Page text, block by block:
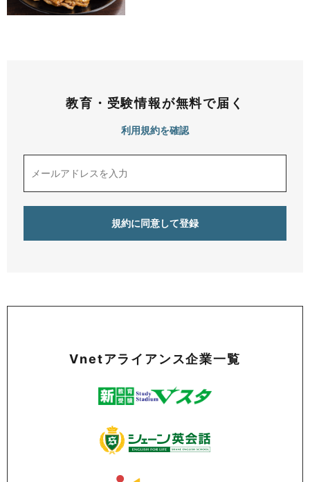
教育・受験情報が無料で届く
利用規約を確認
Vnetアライアンス企業一覧